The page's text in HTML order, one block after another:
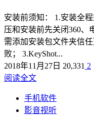
安装前须知： 1.安装全
压和安装前先关闭360、
需添加安装包文件夹信
败； 3.KeyShot...
2018年11月27日 20,331 2
阅读全文
手机软件
影音视听